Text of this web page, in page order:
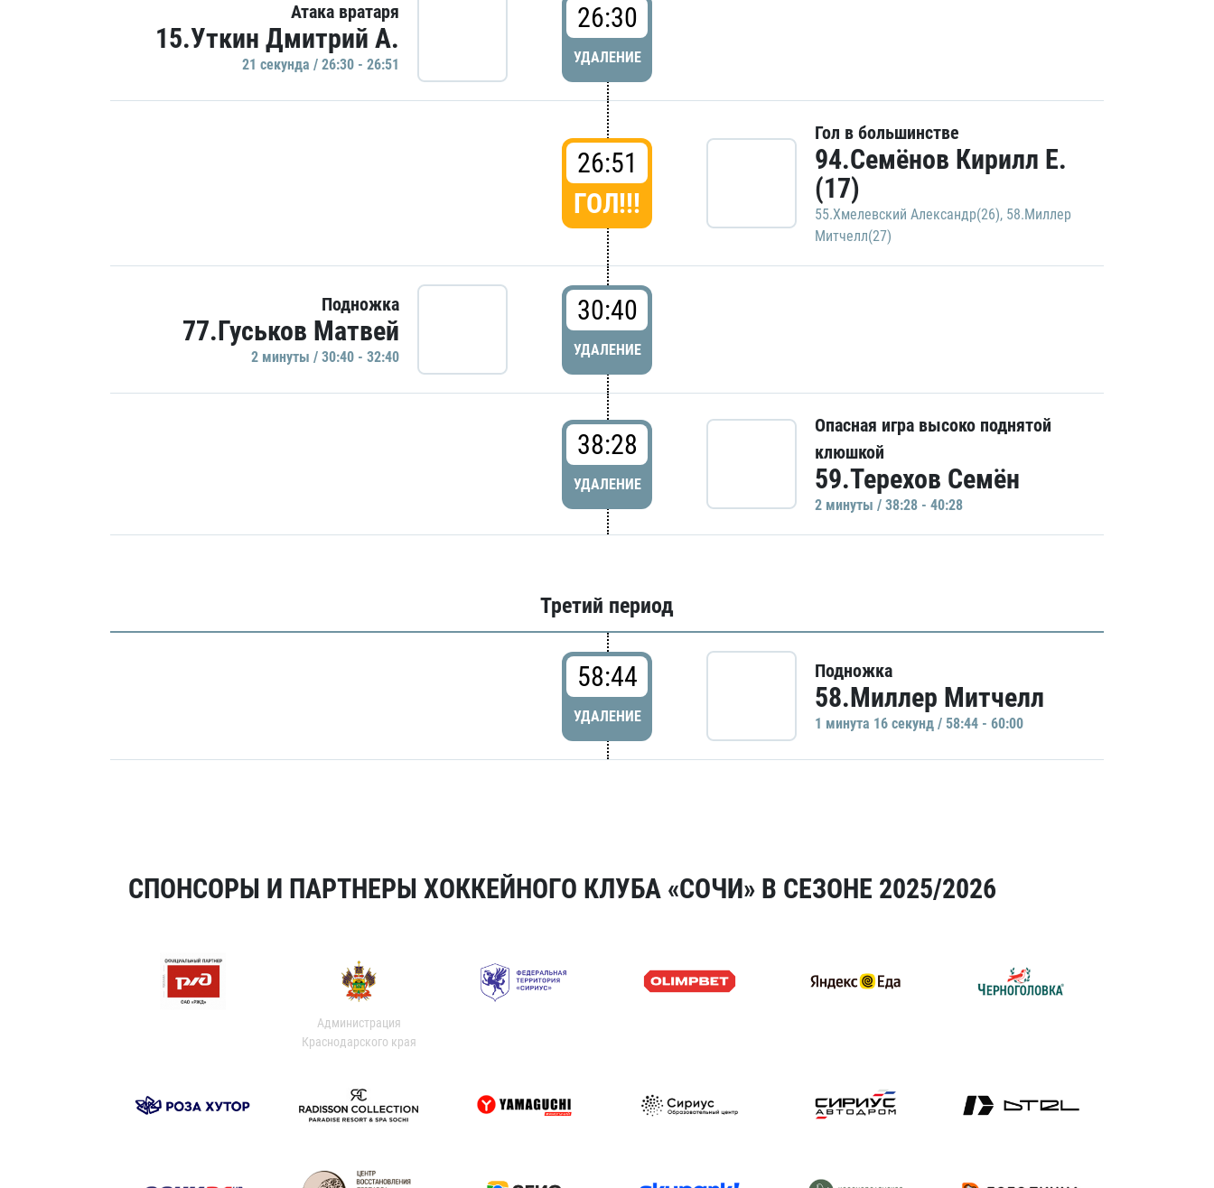
Атака вратаря
15.Уткин Дмитрий А.
21 секундa / 26:30 - 26:51
26:30
УДАЛЕНИЕ
26:51
ГОЛ!!!
Гол в большинстве
94.Семёнов Кирилл Е.
(17)
55.Хмелевский Александр(26), 58.Миллер
Митчелл(27)
Подножка
77.Гуськов Матвей
2 минуты / 30:40 - 32:40
30:40
УДАЛЕНИЕ
38:28
УДАЛЕНИЕ
Опасная игра высоко поднятой
клюшкой
59.Терехов Семён
2 минуты / 38:28 - 40:28
Третий период
58:44
УДАЛЕНИЕ
Подножка
58.Миллер Митчелл
1 минутa 16 секунд / 58:44 - 60:00
СПОНСОРЫ И ПАРТНЕРЫ ХОККЕЙНОГО КЛУБА «СОЧИ» В СЕЗОНЕ 2025/2026
Администрация
Краснодарского края